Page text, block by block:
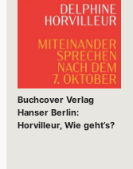
Buchcover Verlag
Hanser Berlin:
Horvilleur, Wie geht’s?